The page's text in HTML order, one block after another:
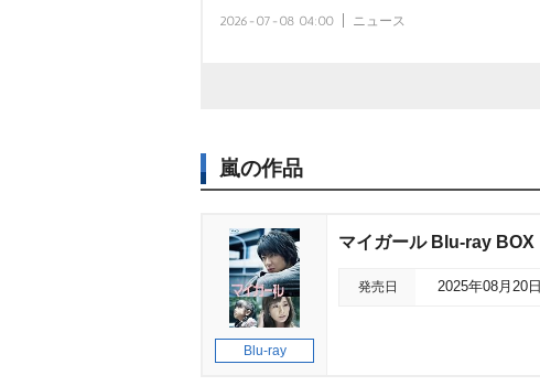
2026-07-08 04:00 ニュース
嵐の作品
Blu-ray
マイガール Blu-ray BOX
発売日 2025年08月20日